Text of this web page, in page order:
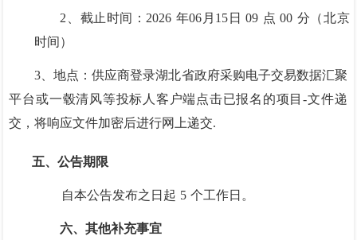
2、截止时间：2026 年06月 15 日 09 点 00 分（北京
时间）
3、地点：供应商登录湖北省政府采购电子交易数据汇聚
平台或一毂清风等投标人客户端点击已报名的项目-文件递
交，将响应文件加密后进行网上递交.
五、公告期限
自本公告发布之日起 5 个工作日。
六、其他补充事宜